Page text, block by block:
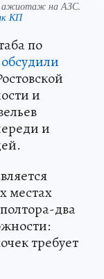
ажиотаж на АЗС.
КП
по
обсудили
и
и
местах
два
требует